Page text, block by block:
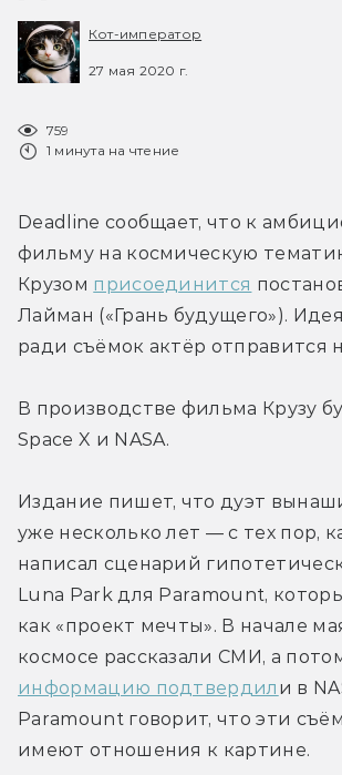
Кот-император
27 мая 2020 г.
759
1 минута на чтение
Deadline сообщает, что к
фильму на космическую
Крузом присоединится
Лайман («Грань будущего»).
ради съёмок актёр отправится
В производстве фильма Крузу
Space X и NASA.
Издание пишет, что дуэт
уже несколько лет — с тех пор,
написал сценарий
Luna Park для Paramount,
как «проект мечты». В начале
информацию подтвердил и в
Paramount говорит, что эти
имеют отношения к картине.